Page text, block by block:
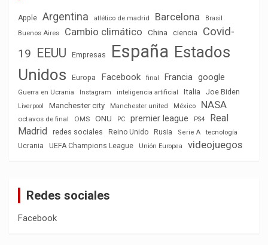
Apple Argentina atlético de madrid Barcelona
Brasil
Buenos Aires
Cambio climático China ciencia
Covid-
19 EEUU Empresas España Estados
Unidos
Europa Facebook final Francia google
Guerra en Ucrania Instagram inteligencia artificial Italia Joe Biden
Liverpool Manchester city Manchester united México NASA
octavos de final OMS ONU PC premier league PS4
Real
Madrid
redes sociales Reino Unido Rusia Serie A
tecnología
Ucrania
UEFA Champions League Unión Europea videojuegos
Redes sociales
Facebook